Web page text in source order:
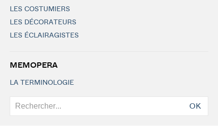
LES COSTUMIERS
LES DÉCORATEURS
LES ÉCLAIRAGISTES
MEMOPERA
LA TERMINOLOGIE
OK